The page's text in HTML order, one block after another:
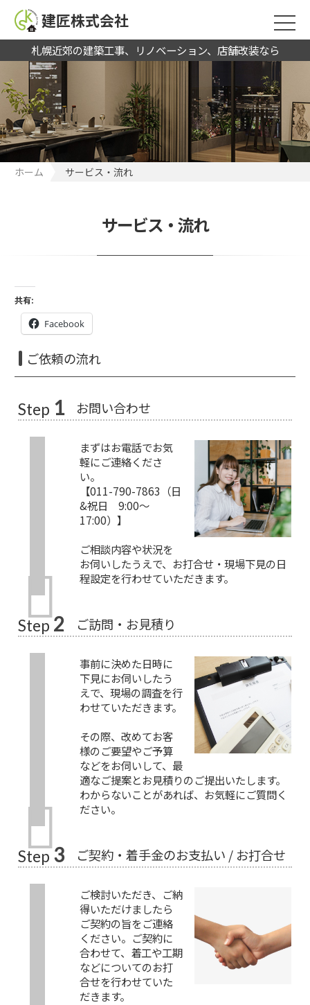
札幌近郊の建築工事、リノベーション、店舗改装なら
建匠株式会社
ホーム サービス・流れ
サービス・流れ
共有:
Facebook
ご依頼の流れ
Step 1 お問い合わせ
まずはお電話でお気
軽にご連絡くださ
い。
【011-790-7863（日
&祝日 9:00～
17:00）】
ご相談内容や状況を
お伺いしたうえで、お打合せ・現場下見の日
程設定を行わせていただきます。
Step 2 ご訪問・お見積り
事前に決めた日時に
下見にお伺いしたう
えで、現場の調査を行
わせていただきます。
その際、改めてお客
様のご要望やご予算
などをお伺いして、最
適なご提案とお見積りのご提出いたします。
わからないことがあれば、お気軽にご質問く
ださい。
Step 3 ご契約・着手金のお支払い / お打合せ
ご検討いただき、ご納
得いただけましたら
ご契約の旨をご連絡
ください。ご契約に
合わせて、着工や工期
などについてのお打
合せを行わせていた
だきます。